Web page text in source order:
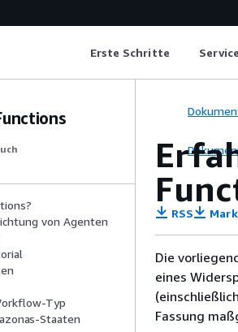
Erste Schritte
von Agenten
Typ
Staaten
RSS
Die
eines
Fassung